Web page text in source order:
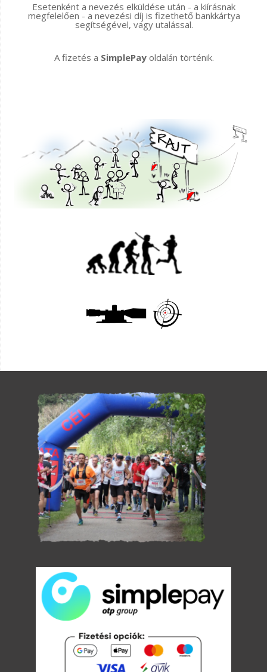
Esetenként a nevezés elküldése után - a kiírásnak
megfelelően - a nevezési díj is fizethető bankkártya
segítségével, vagy utalással.
A fizetés a SimplePayoldalán történik.